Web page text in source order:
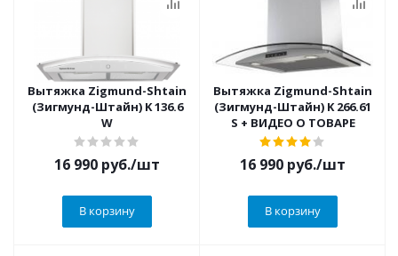
Вытяжка Zigmund-Shtain
(Зигмунд-Штайн) K 136.6
W
16 990 руб./шт
В корзину
Вытяжка Zigmund-Shtain
(Зигмунд-Штайн) K 266.61
S + ВИДЕО О ТОВАРЕ
16 990 руб./шт
В корзину